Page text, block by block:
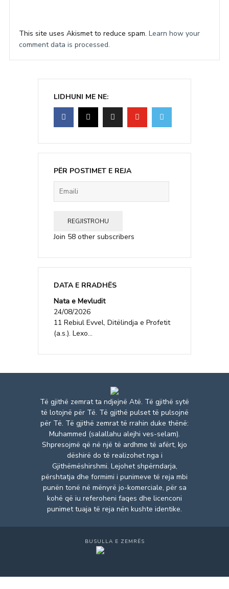
This site uses Akismet to reduce spam. Learn how your
comment data is processed.
LIDHUNI ME NE:
PËR POSTIMET E REJA
REGJISTROHU
Join 58 other subscribers
DATA E RRADHËS
Nata e Mevludit
24/08/2026
11 Rebiul Evvel, Ditëlindja e Profetit
(a.s.). Lexo...
Të gjithë zemrat ta ndjejnë Atë. Të gjithë sytë
të lotojnë për Të. Të gjithë pulset të pulsojnë
për Të. Të gjithë zemrat të rrahin duke thënë:
Muhammed (salallahu alejhi ves-selam).
Shpresojmë që në një të ardhme të afërt, kjo
dëshirë do të realizohet nga i
Gjithëmëshirshmi. Lejohet shpërndarja,
përshtatja dhe formimi i punimeve të reja mbi
punën tonë në mënyrë jo-komerciale, për sa
kohë që iu referoheni faqes dhe licenconi
punimet tuaja të reja nën kushte identike.
BUSULLA E ZEMRËS